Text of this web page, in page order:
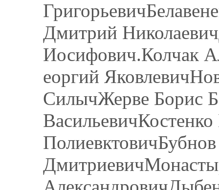
Дмитрий
Иосифович.Колчак
еоргий
СилычЖерве Борис